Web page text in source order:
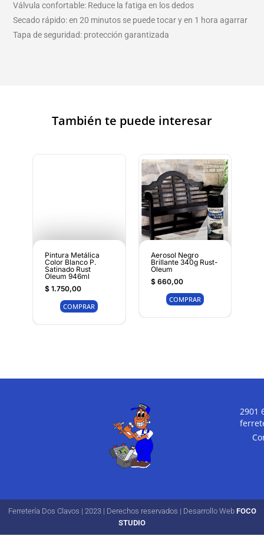
Válvula confortable: Reduce la fatiga en los dedos
Secado rápido: en 20 minutos se puede tocar y en 1 hora agarrar
Tapa de seguridad: protección garantizada
También te puede interesar
Pintura Metálica
Color Blanco P.
Satinado Rust
Oleum 946ml
$1.750,00
COMPRAR
Aerosol Negro
Brillante 340g Rust-
Oleum
$660,00
COMPRAR
2901
Ferretería Dos Clavos | 2023 | Derechos reservados | Desarrollo Web FOCO
STUDIO